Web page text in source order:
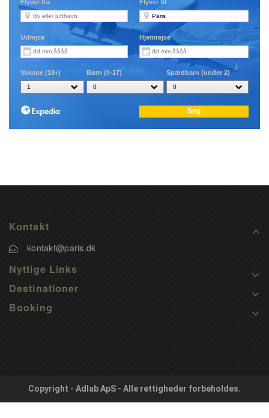
Kontakt
kontakt@paris.dk
Nyttige Links
Destinationer
Booking
Copyright - Adlab ApS - Alle rettigheder forbeholdes.